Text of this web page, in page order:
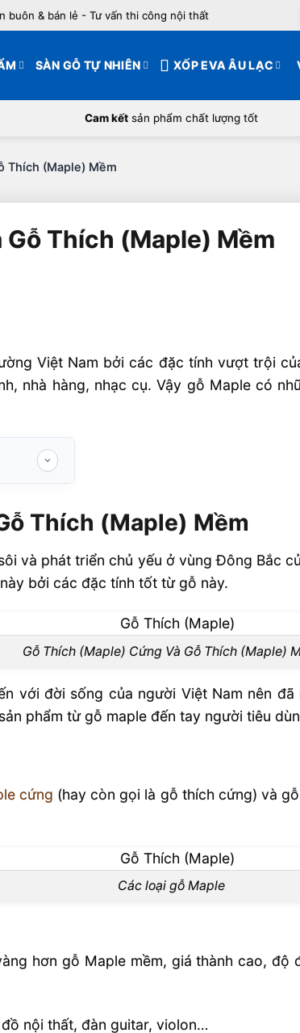
buôn & bán lẻ - Tư vấn thi công nội thất
SÀN GỖ TỰ NHIÊN XỐP EVA ÂU LẠC
Cam kếtsản phẩm chất lượng tốt
Thích (Maple) Mềm
Thích (Maple) Mềm
Việt Nam bởi các đặc tính vượt trội
nhà hàng, nhạc cụ. Vậy gỗ Maple có
Thích (Maple) Mềm
và phát triển chủ yếu ở vùng Đông Bắc
bởi các đặc tính tốt từ gỗ này.
Gỗ Thích (Maple) Cứng Và Gỗ Thích (Maple)
với đời sống của người Việt Nam nên
phẩm từ gỗ maple đến tay người tiêu
cứng (hay còn gọi là gỗ thích cứng) và
Các loại gỗ Maple
hơn gỗ Maple mềm, giá thành cao,
nội thất, đàn guitar, violon…